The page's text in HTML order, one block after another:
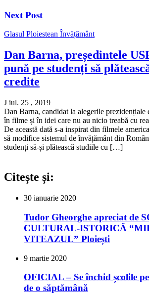
Next Post
Glasul Ploiestean Învățământ
Dan Barna, președintele
pună pe studenți să
credite
J iul. 25 , 2019
Dan Barna, candidat la alegerile prezidențiale
în filme și în idei care nu au nicio treabă cu
De această dată s-a inspirat din filmele
să modifice sistemul de învățământ din
studenți să-și plătească studiile cu […]
Citește și:
30 ianuarie 2020
Tudor Gheorghe apreciat de
CULTURAL-ISTORICĂ
VITEAZUL” Ploiești
9 martie 2020
OFICIAL – Se închid școlile
de o săptămână